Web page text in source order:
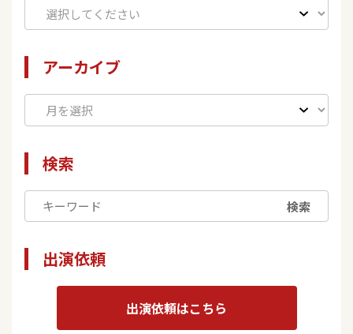
アーカイブ
検索
検索
出演依頼
出演依頼はこちら